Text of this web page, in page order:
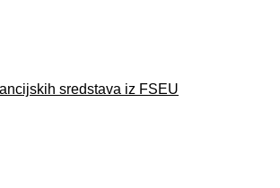
sredstava iz FSEU